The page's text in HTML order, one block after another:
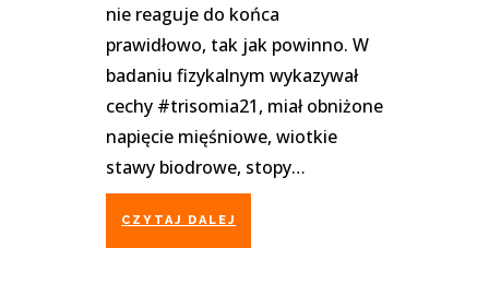
nie reaguje do końca
prawidłowo, tak jak powinno. W
badaniu fizykalnym wykazywał
cechy #trisomia21, miał obniżone
napięcie mięśniowe, wiotkie
stawy biodrowe, stopy…
CZYTAJ DALEJ